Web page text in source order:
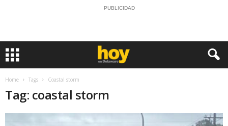
PUBLICIDAD
Home Tags Coastal storm
Tag: coastal storm